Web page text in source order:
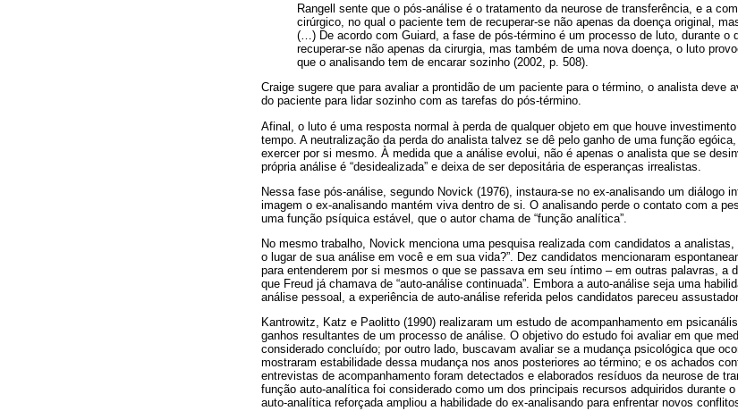
Rangell sente que o pós-análise é o tratamento da neurose de transferência, e a
cirúrgico, no qual o paciente tem de recuperar-se não apenas da doença original,
(…) De acordo com Guiard, a fase de pós-término é um processo de luto, durante o
recuperar-se não apenas da cirurgia, mas também de uma nova doença, o luto
que o analisando tem de encarar sozinho (2002, p. 508).
Craige sugere que para avaliar a prontidão de um paciente para o término, o analista deve
do paciente para lidar sozinho com as tarefas do pós-término.
Afinal, o luto é uma resposta normal à perda de qualquer objeto em que houve
tempo. A neutralização da perda do analista talvez se dê pelo ganho de uma função
exercer por si mesmo. À medida que a análise evolui, não é apenas o analista que se
própria análise é “desidealizada” e deixa de ser depositária de esperanças irrealistas.
Nessa fase pós-análise, segundo Novick (1976), instaura-se no ex-analisando um diálogo
imagem o ex-analisando mantém viva dentro de si. O analisando perde o contato com a
uma função psíquica estável, que o autor chama de “função analítica”.
No mesmo trabalho, Novick menciona uma pesquisa realizada com candidatos a analistas,
o lugar de sua análise em você e em sua vida?”. Dez candidatos mencionaram
para entenderem por si mesmos o que se passava em seu íntimo – em outras palavras, a
que Freud já chamava de “auto-análise continuada”. Embora a auto-análise seja uma
análise pessoal, a experiência de auto-análise referida pelos candidatos pareceu
Kantrowitz, Katz e Paolitto (1990) realizaram um estudo de acompanhamento em
ganhos resultantes de um processo de análise. O objetivo do estudo foi avaliar em que
considerado concluído; por outro lado, buscavam avaliar se a mudança psicológica que
mostraram estabilidade dessa mudança nos anos posteriores ao término; e os achados
entrevistas de acompanhamento foram detectados e elaborados resíduos da neurose de
função auto-analítica foi considerado como um dos principais recursos adquiridos durante
auto-analítica reforçada ampliou a habilidade do ex-analisando para enfrentar novos